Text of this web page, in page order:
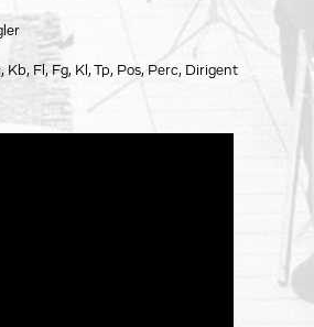
Kb, Fl, Fg, Kl, Tp, Pos, Perc, Dirigent